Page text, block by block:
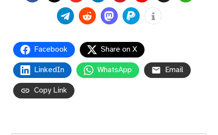
Facebook Share on X
LinkedIn WhatsApp Email
Copy Link